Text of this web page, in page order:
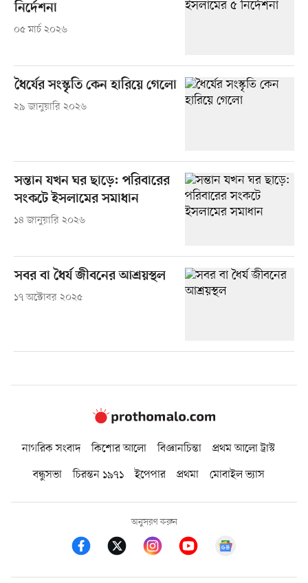
নির্দেশনা
০৫ মার্চ ২০২৬
ধৈর্যের সংস্কৃতি কেন হারিয়ে গেলো
২৯ জানুয়ারি ২০২৬
সন্তান যখন ঘর ছাড়ে: পরিবারের
সংকটে ইসলামের সমাধান
১৪ জানুয়ারি ২০২৬
সবর বা ধৈর্য জীবনের আশ্রয়স্থল
১৭ অক্টোবর ২০২৫
নাগরিক সংবাদ কিশোর আলো বিজ্ঞানচিন্তা
প্রথম আলো ট্রাস্ট
বন্ধুসভা
চিরন্তন ১৯৭১ ইপেপার প্রথমা মোবাইল ভ্যাস
অনুসরণ করুন